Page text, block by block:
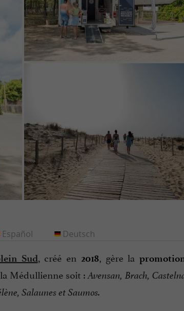
Sud, créé en 2018, gère la
Médullienne soit :Avensan, Brach,
Salaunes et Saumos.
Español Deutsch